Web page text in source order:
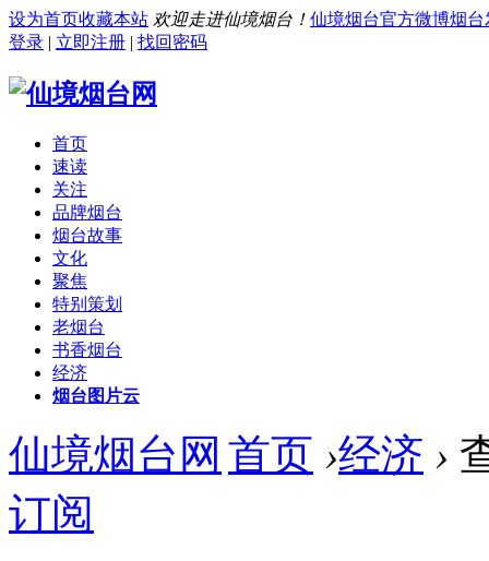
设为首页收藏本站 欢迎走进仙境烟台！ 仙境烟台官方微博烟台
登录 | 立即注册 | 找回密码
首页
速读
关注
品牌烟台
烟台故事
文化
聚焦
特别策划
老烟台
书香烟台
经济
烟台图片云
仙境烟台网 首页 ›经济 ›
订阅